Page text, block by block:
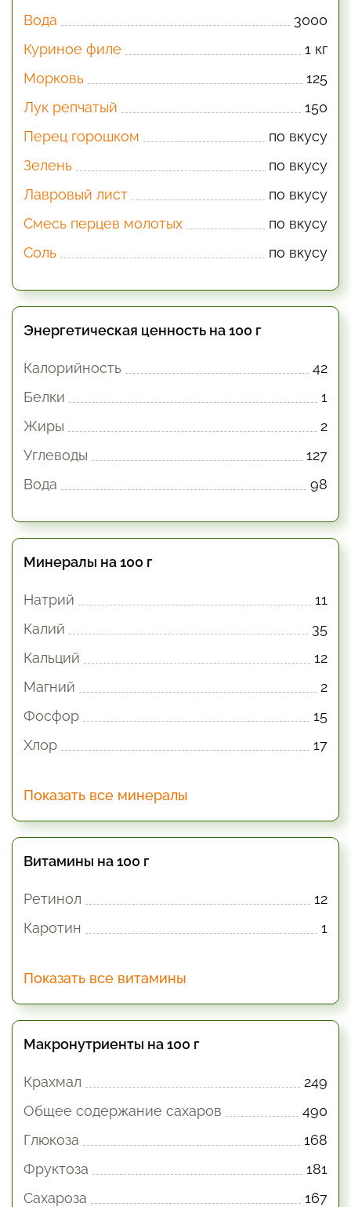
Вода
3000
Куриное филе
1 кг
Морковь
125
Лук репчатый
150
Перец горошком
по вкусу
Зелень
по вкусу
Лавровый лист
по вкусу
Смесь перцев молотых
по вкусу
Соль
по вкусу
Энергетическая ценность на 100 г
Калорийность
42
Белки
1
Жиры
2
Углеводы
127
Вода
98
Минералы на 100 г
Натрий
11
Калий
35
Кальций
12
Магний
2
Фосфор
15
Хлор
17
Показать все минералы
Витамины на 100 г
Ретинол
12
Каротин
1
Показать все витамины
Макронутриенты на 100 г
Крахмал
249
Общее содержание сахаров
490
Глюкоза
168
Фруктоза
181
Сахароза
167